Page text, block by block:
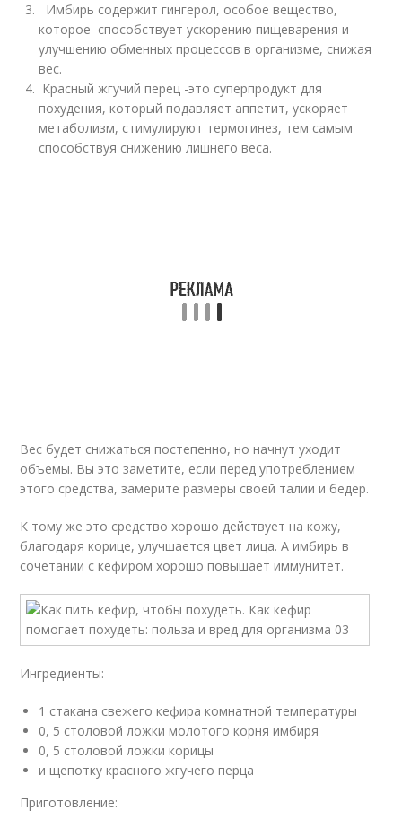
Имбирь содержит гингерол, особое вещество,
которое способствует ускорению пищеварения и
улучшению обменных процессов в организме, снижая
вес.
Красный жгучий перец -это суперпродукт для
похудения, который подавляет аппетит, ускоряет
метаболизм, стимулируют термогинез, тем самым
способствуя снижению лишнего веса.
Вес будет снижаться постепенно, но начнут уходит
объемы. Вы это заметите, если перед употреблением
этого средства, замерите размеры своей талии и бедер.
К тому же это средство хорошо действует на кожу,
благодаря корице, улучшается цвет лица. А имбирь в
сочетании с кефиром хорошо повышает иммунитет.
Ингредиенты:
1 стакана свежего кефира комнатной температуры
0, 5 столовой ложки молотого корня имбиря
0, 5 столовой ложки корицы
и щепотку красного жгучего перца
Приготовление: